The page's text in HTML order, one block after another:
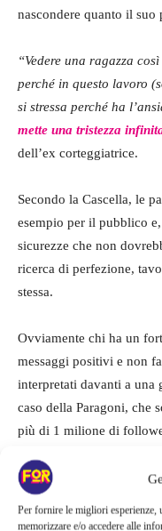
Per fornire le migliori esperienze,
memorizzare e/o accedere alle
nascondere quanto il suo
“Vedere una ragazza
perché in questo lavoro
si stressa perché ha
mette una tristezza
dell’ex corteggiatrice.
Secondo la Cascella, le
esempio per il pubblico
sicurezze che non
ricerca di perfezione,
stessa.
Ovviamente chi ha un
messaggi positivi e non
interpretati davanti a una
caso della Paragoni, che
più di 1 milione di